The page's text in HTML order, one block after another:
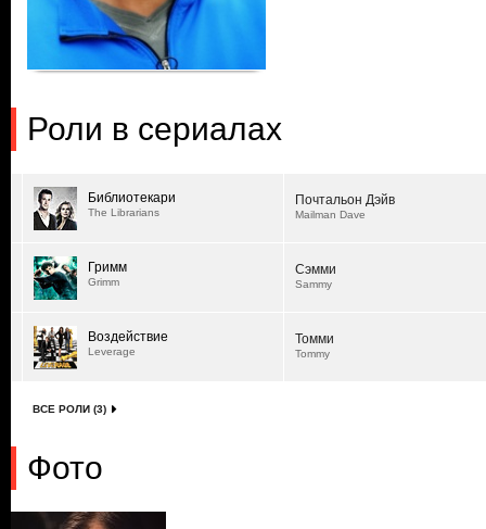
Роли в сериалах
Библиотекари
The Librarians
Почтальон Дэйв
Mailman Dave
Гримм
Grimm
Сэмми
Sammy
Воздействие
Leverage
Томми
Tommy
ВСЕ РОЛИ (3)
Фото